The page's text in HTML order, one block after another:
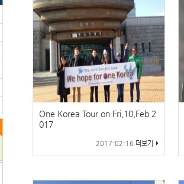
One Korea Tour on Fri,10,Feb 2
017
2017-02-16 더보기